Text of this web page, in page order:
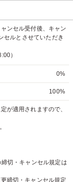
ンセル受付後、キャン
セルとさせていただき
）
0%
100%
が適用されますので、
切・キャンセル規定は
締切・キャンセル規定